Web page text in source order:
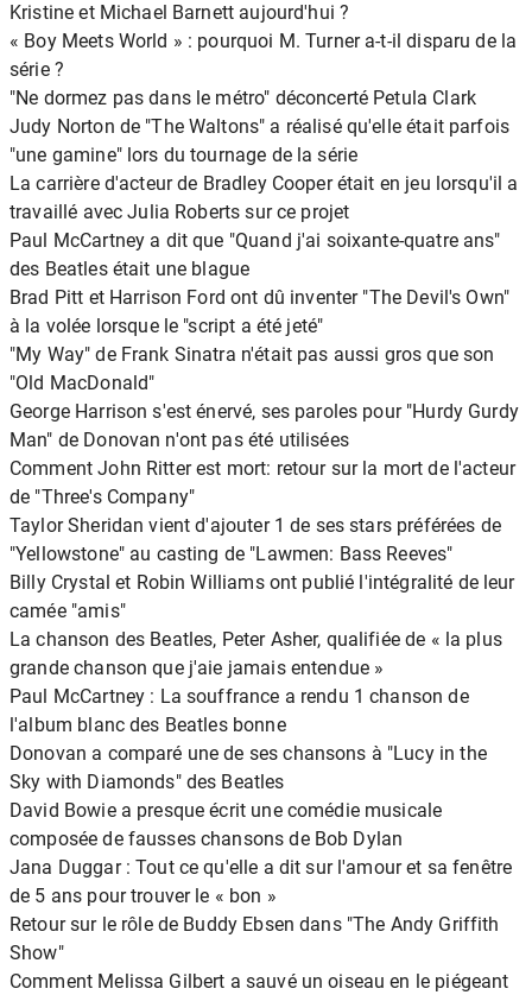
Kristine et Michael Barnett aujourd'hui ?
« Boy Meets World » : pourquoi M. Turner a-t-il disparu de la
série ?
"Ne dormez pas dans le métro" déconcerté Petula Clark
Judy Norton de "The Waltons" a réalisé qu'elle était parfois
"une gamine" lors du tournage de la série
La carrière d'acteur de Bradley Cooper était en jeu lorsqu'il a
travaillé avec Julia Roberts sur ce projet
Paul McCartney a dit que "Quand j'ai soixante-quatre ans"
des Beatles était une blague
Brad Pitt et Harrison Ford ont dû inventer "The Devil's Own"
à la volée lorsque le "script a été jeté"
"My Way" de Frank Sinatra n'était pas aussi gros que son
"Old MacDonald"
George Harrison s'est énervé, ses paroles pour "Hurdy Gurdy
Man" de Donovan n'ont pas été utilisées
Comment John Ritter est mort: retour sur la mort de l'acteur
de "Three's Company"
Taylor Sheridan vient d'ajouter 1 de ses stars préférées de
"Yellowstone" au casting de "Lawmen: Bass Reeves"
Billy Crystal et Robin Williams ont publié l'intégralité de leur
camée "amis"
La chanson des Beatles, Peter Asher, qualifiée de « la plus
grande chanson que j'aie jamais entendue »
Paul McCartney : La souffrance a rendu 1 chanson de
l'album blanc des Beatles bonne
Donovan a comparé une de ses chansons à "Lucy in the
Sky with Diamonds" des Beatles
David Bowie a presque écrit une comédie musicale
composée de fausses chansons de Bob Dylan
Jana Duggar : Tout ce qu'elle a dit sur l'amour et sa fenêtre
de 5 ans pour trouver le « bon »
Retour sur le rôle de Buddy Ebsen dans "The Andy Griffith
Show"
Comment Melissa Gilbert a sauvé un oiseau en le piégeant